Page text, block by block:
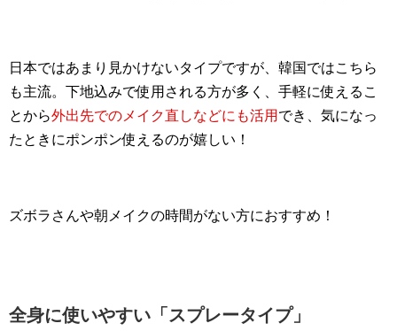
日本ではあまり見かけないタイプですが、韓国ではこちら
も主流。下地込みで使用される方が多く、手軽に使えるこ
とから外出先でのメイク直しなどにも活用 でき、気になっ
たときにポンポン使えるのが嬉しい！
ズボラさんや朝メイクの時間がない方におすすめ！
全身に使いやすい「スプレータイプ」